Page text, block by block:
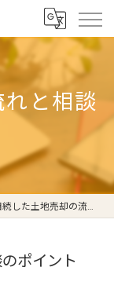
と相談
した土地売却の流れと相談のポイント
ポイント